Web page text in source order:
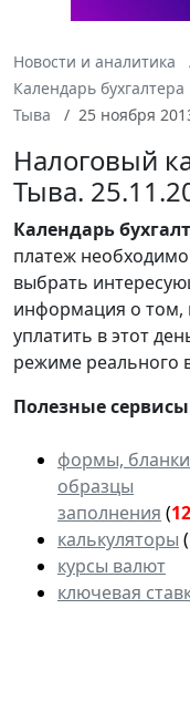
Новости и аналитика
Календарь бухгалтера
Тыва
25 ноября
Налоговый
Тыва.
Календарь
платеж
выбрать
информация о том,
уплатить в этот
режиме реального
Полезные сервисы
формы,
образцы
заполнения (
калькуляторы (
курсы валют
ключевая